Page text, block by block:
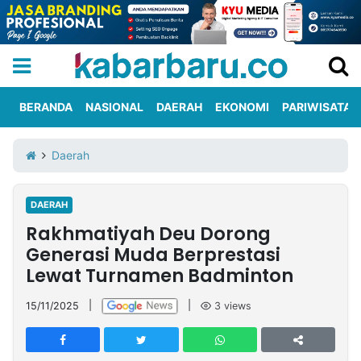
Iklan
Berita
Kami
Nasional
International
Olahraga
Entertainment
Daerah
Pariwisata
Kuliner
Kolom
Network
PT
TREETAN
BERANDA NASIONAL DAERAH EKONOMI PARIWISATA
Daerah
DAERAH
Rakhmatiyah Deu Dorong
Generasi Muda Berprestasi
Lewat Turnamen Badminton
15/11/2025 3 views